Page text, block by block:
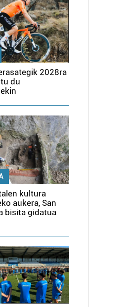
2028ra
du
kultura
aukera, San
bisita gidatua